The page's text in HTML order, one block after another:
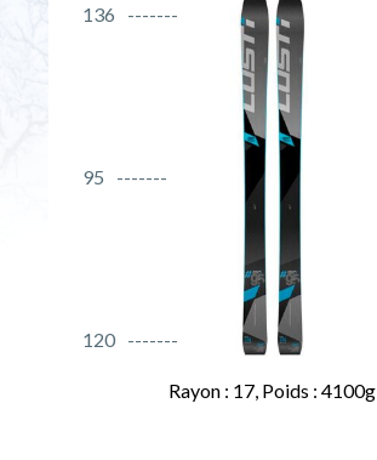
136
95
120
Rayon : 17, Poids : 4100g